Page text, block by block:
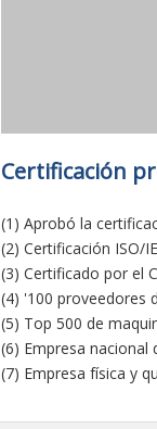
Certificación
(1) Aprobó la
(2) Certificación ISO/
(3) Certificado por el
(4) '100 proveedores
(5) Top 500 de
(6) Empresa nacional
(7) Empresa física y